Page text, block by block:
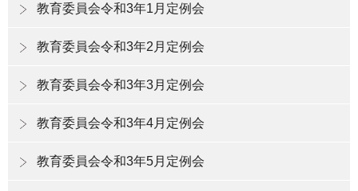
教育委員会令和3年1月定例会
教育委員会令和3年2月定例会
教育委員会令和3年3月定例会
教育委員会令和3年4月定例会
教育委員会令和3年5月定例会